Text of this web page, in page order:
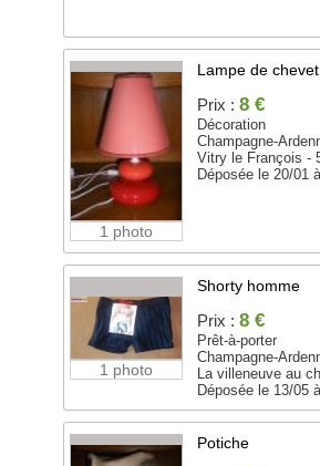
1 photo
Lampe de chevet
Prix : 8 €
Décoration
Champagne-
Vitry le François -
Déposée le 20/01
1 photo
Shorty homme
Prix : 8 €
Prêt-à-porter
Champagne-
La villeneuve au
Déposée le 13/05
Potiche